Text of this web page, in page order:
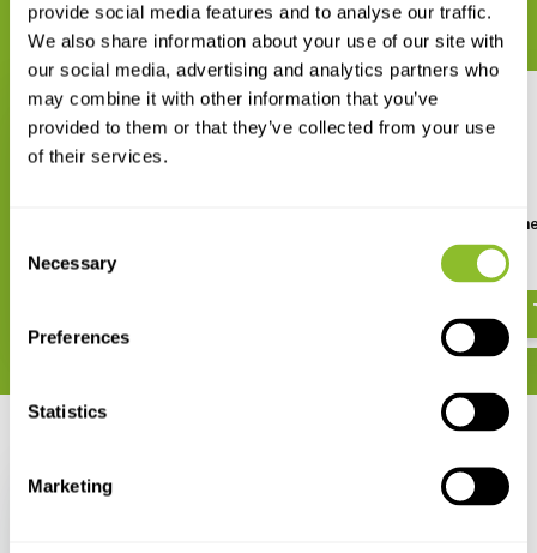
provide social media features and to analyse our traffic.
We also share information about your use of our site with
our social media, advertising and analytics partners who
may combine it with other information that you’ve
provided to them or that they’ve collected from your use
of their services.
Selection
Necessary
Preferences
Statistics
Marketing
Maak uw bestelling compleet
Fungi Europaei,
Tricholoma
€ 85,02